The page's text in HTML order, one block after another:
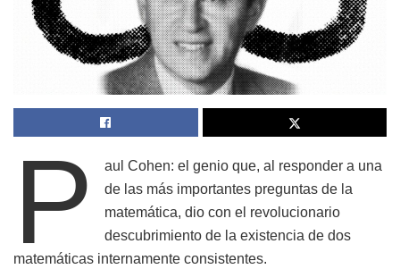
P
aul Cohen: el genio que, al responder a una
de las más importantes preguntas de la
matemática, dio con el revolucionario
descubrimiento de la existencia de dos
matemáticas internamente consistentes.